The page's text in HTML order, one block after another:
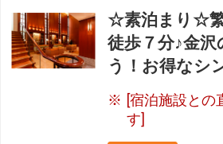
☆素泊まり☆
徒歩７分♪金
う！お得なシ
[宿泊施設との
す]